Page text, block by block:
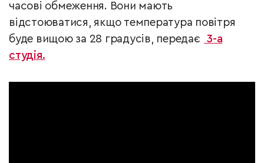
часові обмеження. Вони мають
відстоюватися, якщо температура повітря
буде вищою за 28 градусів, передає
3-а
студія.